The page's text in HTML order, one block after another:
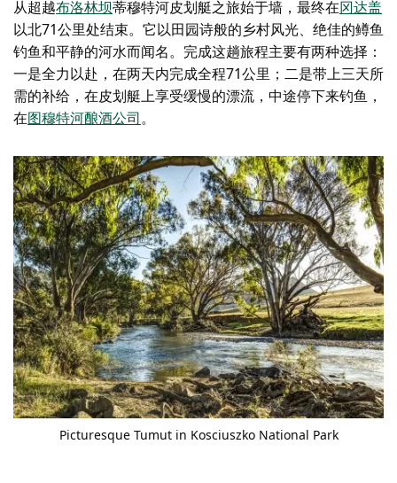
从超越布洛林坝蒂穆特河皮划艇之旅始于墙，最终在冈达盖
以北71公里处结束。它以田园诗般的乡村风光、绝佳的鳟鱼
钓鱼和平静的河水而闻名。完成这趟旅程主要有两种选择：
一是全力以赴，在两天内完成全程71公里；二是带上三天所
需的补给，在皮划艇上享受缓慢的漂流，中途停下来钓鱼，
在图穆特河酿酒公司。
Picturesque Tumut in Kosciuszko National Park